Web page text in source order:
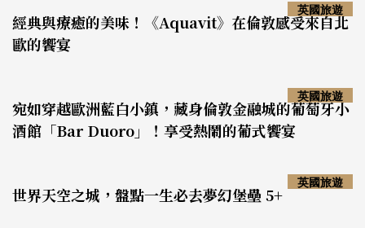
經典與療癒的美味！《Aquavit》在倫敦感受來自北
歐的饗宴
英國旅遊
宛如穿越歐洲藍白小鎮，藏身倫敦金融城的葡萄牙小
酒館「Bar Duoro」！享受熱鬧的葡式饗宴
英國旅遊
世界天空之城，盤點一生必去夢幻堡壘 5+
英國旅遊